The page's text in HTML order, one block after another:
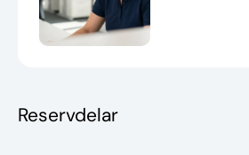
Reservdelar